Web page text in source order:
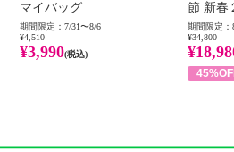
マイバッグ
期間限定：7/31〜8/6
¥4,510
¥3,990(税込)
節 新春
期間限定：
¥34,800